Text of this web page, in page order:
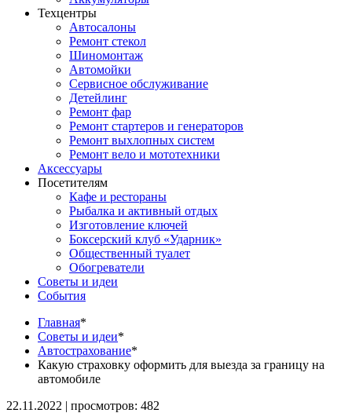
Техцентры
Автосалоны
Ремонт стекол
Шиномонтаж
Автомойки
Сервисное обслуживание
Детейлинг
Ремонт фар
Ремонт стартеров и генераторов
Ремонт выхлопных систем
Ремонт вело и мототехники
Аксессуары
Посетителям
Кафе и рестораны
Рыбалка и активный отдых
Изготовление ключей
Боксерский клуб «Ударник»
Общественный туалет
Обогреватели
Советы и идеи
События
Главная*
Советы и идеи*
Автострахование*
Какую страховку оформить для выезда за границу на
автомобиле
22.11.2022 | просмотров: 482